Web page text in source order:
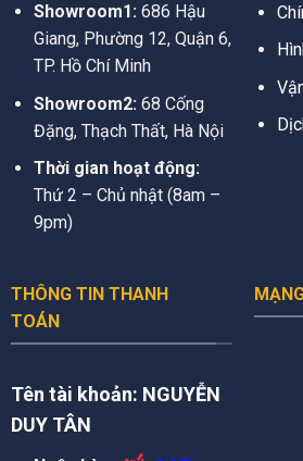
Showroom1:686 Hậu
Giang, Phường 12, Quận 6,
TP. Hồ Chí Minh
Showroom2: 68 Cống
Đặng, Thạch Thất, Hà Nội
Thời gian hoạt động:
Thứ 2 – Chủ nhật (8am –
9pm)
THÔNG TIN THANH
TOÁN
Tên tài khoản: NGUYỄN
DUY TÂN